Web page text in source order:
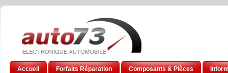
Accueil Forfaits Réparation Composants & Pièces